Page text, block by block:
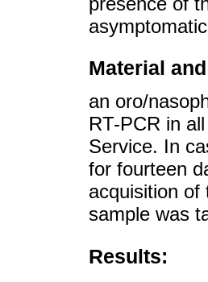
Material
an oro/
RT-PCR in
Service. In
for fourteen
acquisition of
sample was
Results: